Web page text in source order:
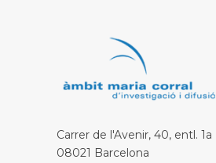
Carrer de l'Avenir, 40, entl. 1a
08021 Barcelona